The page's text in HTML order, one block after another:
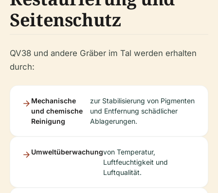
Seitenschutz
QV38 und andere Gräber im Tal werden erhalten
durch:
Mechanische
und chemische
Reinigung
zur Stabilisierung von Pigmenten
und Entfernung schädlicher
Ablagerungen.
Umweltüberwachungvon Temperatur,
Luftfeuchtigkeit und
Luftqualität.